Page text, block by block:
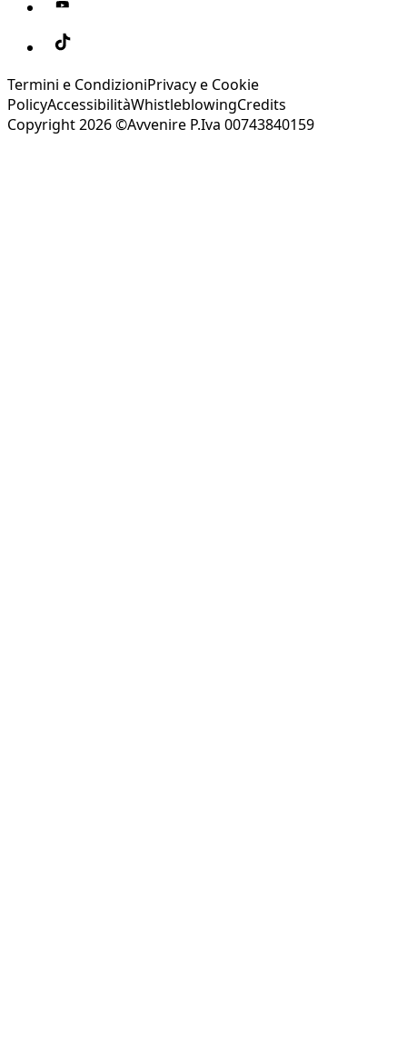
Termini e CondizioniPrivacy e Cookie
PolicyAccessibilitàWhistleblowingCredits
Copyright 2026 ©Avvenire P.Iva 00743840159